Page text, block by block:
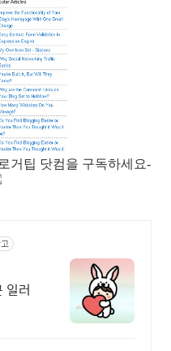
거팁 닷컴을 구독하세요-
일러